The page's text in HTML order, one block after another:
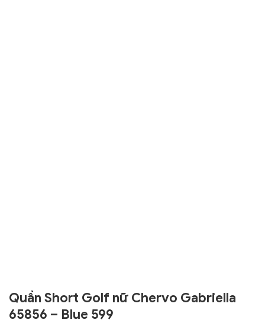
Quần Short Golf nữ Chervo Gabriella
65856 – Blue 599